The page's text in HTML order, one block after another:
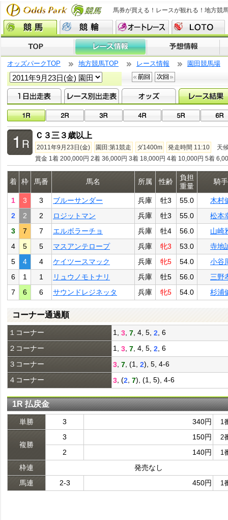
馬券が買える！レースが観れる！地方競
オッズパークTOP 地方競馬TOP レース情報 園田競馬場
Ｃ３三３歳以上
2011年9月23日(金) 園田:第1競走 ダ1400m 発走時間 11:10
天
賞金 1着 200,000円 2着 36,000円 3着 18,000円 4着 10,000円 5着
着 枠 馬番 馬名 所属 性齢
負担
重量
騎手
1 3 3 ブルーサンダー 兵庫 牡3 55.0
木村
2
2 2 ロジットマン 兵庫 牡3 55.0
松本
3
7 7 エルボラーチョ 兵庫 牡4 56.0
山崎
4
5 5 マスアンテロープ 兵庫 牝3 53.0
寺地
5
4 4 ケイツースマック 兵庫 牝5 54.0
小谷
6
1 1 リュウノモトナリ 兵庫 牡5 56.0
三野
7
6 6 サウンドレジネッタ 兵庫 牝5 54.0 杉浦
コーナー通過順
１コーナー 1, 3 7 , 4, 5, 2 , 6
２コーナー
1, 3 7 , 4, 5, 2 , 6
３コーナー
3 7 , (1, 2), 5, 4-6
４コーナー
3 , (2 7), (1, 5), 4-6
1R 払戻金
単勝 3 340円 1
複勝
3 150円 2
2 140円 1
枠連
発売なし
馬連
2-3 450円 1